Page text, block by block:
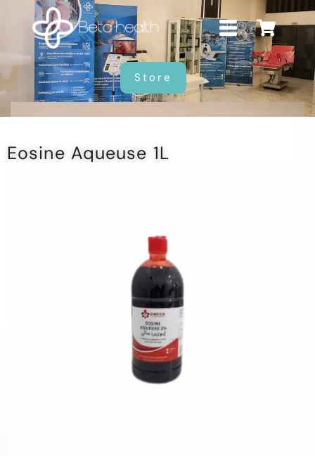
Store
Eosine Aqueuse 1L